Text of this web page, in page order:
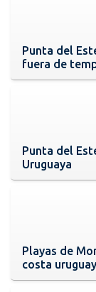
Punta del
fuera de
Punta del
Uruguaya
Playas de
costa